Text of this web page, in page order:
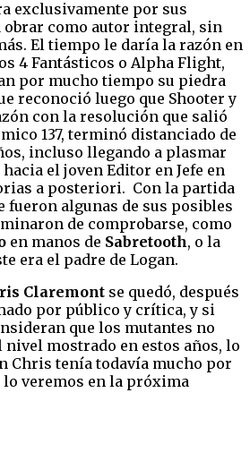
exclusivamente por sus
obrar como autor integral, sin
El tiempo le daría la razón en
4 Fantásticos o Alpha Flight,
por mucho tiempo su piedra
reconoció luego que Shooter y
con la resolución que salió
137, terminó distanciado de
incluso llegando a plasmar
el joven Editor en Jefe en
a posteriori. Con la partida
fueron algunas de sus posibles
de comprobarse, como
en manos de Sabretooth, o la
era el padre de Logan.
Claremont se quedó, después
por público y crítica, y si
que los mutantes no
nivel mostrado en estos años, lo
Chris tenía todavía mucho por
veremos en la próxima